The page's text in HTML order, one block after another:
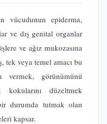
vücudunun epiderma,
ve dış genital organlar
ve ağız mukozasına
tek veya temel amacı bu
vermek, görünümünü
düzeltmek
durumda tutmak olan
kapsar.